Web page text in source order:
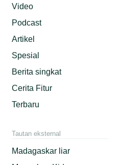
Video
Podcast
Artikel
Spesial
Berita singkat
Cerita Fitur
Terbaru
Tautan eksternal
Madagaskar liar